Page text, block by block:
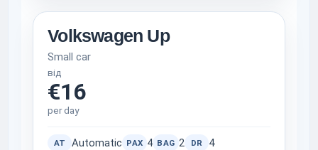
Volkswagen Up
Small car
від
€16
per day
AT Automatic PAX 4 BAG 2 DR 4